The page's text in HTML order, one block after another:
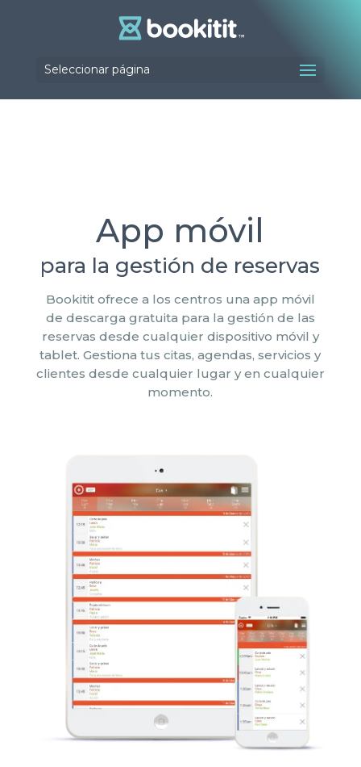
Seleccionar página
App móvil
para la gestión de reservas
Bookitit ofrece a los centros una app móvil
de descarga gratuita para la gestión de las
reservas desde cualquier dispositivo móvil y
tablet. Gestiona tus citas, agendas, servicios y
clientes desde cualquier lugar y en cualquier
momento.